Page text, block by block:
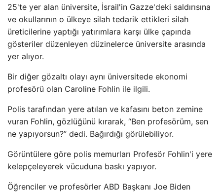
25'te yer alan üniversite, İsrail'in Gazze'deki saldırısına
ve okullarının o ülkeye silah tedarik ettikleri silah
üreticilerine yaptığı yatırımlara karşı ülke çapında
gösteriler düzenleyen düzinelerce üniversite arasında
yer alıyor.
Bir diğer gözaltı olayı aynı üniversitede ekonomi
profesörü olan Caroline Fohlin ile ilgili.
Polis tarafından yere atılan ve kafasını beton zemine
vuran Fohlin, gözlüğünü kırarak, “Ben profesörüm, sen
ne yapıyorsun?” dedi. Bağırdığı görülebiliyor.
Görüntülere göre polis memurları Profesör Fohlin'i yere
kelepçeleyerek vücuduna baskı yapıyor.
Öğrenciler ve profesörler ABD Başkanı Joe Biden